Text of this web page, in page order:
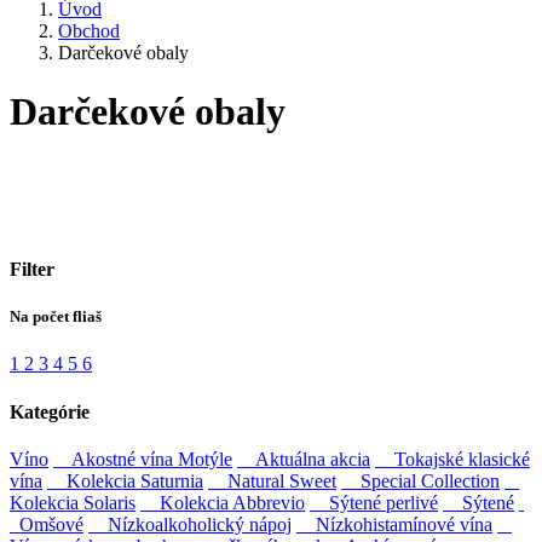
Úvod
Obchod
Darčekové obaly
Darčekové obaly
Filter
Na počet fliaš
1 2 3 4 5 6
Kategórie
Víno Akostné vína Motýle Aktuálna akcia
Tokajské klasické
vína
Kolekcia Saturnia Natural Sweet
Special Collection
Kolekcia Solaris
Kolekcia Abbrevio Sýtené perlivé
Sýtené
Omšové
Nízkoalkoholický nápoj
Nízkohistamínové vína